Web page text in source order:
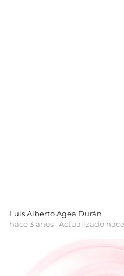
Luis Alberto Agea Durán
hace 3 años · Actualizado